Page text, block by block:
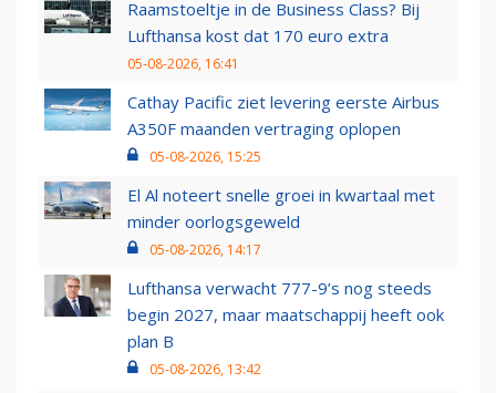
Raamstoeltje in de Business Class? Bij
Lufthansa kost dat 170 euro extra
05-08-2026, 16:41
Cathay Pacific ziet levering eerste Airbus
A350F maanden vertraging oplopen
05-08-2026, 15:25
El Al noteert snelle groei in kwartaal met
minder oorlogsgeweld
05-08-2026, 14:17
Lufthansa verwacht 777-9’s nog steeds
begin 2027, maar maatschappij heeft ook
plan B
05-08-2026, 13:42